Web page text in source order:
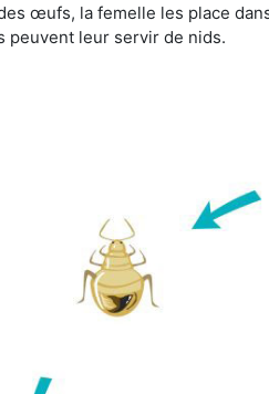
œufs, la femelle les place
peuvent leur servir de nids.